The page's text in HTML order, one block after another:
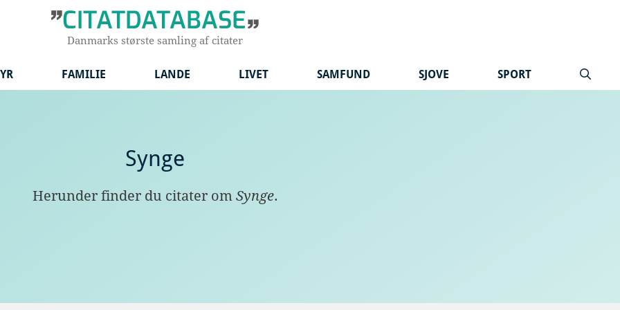
Danmarks største samling af citater
FAMILIE LANDE LIVET SAMFUND SJOVE SPORT
Synge
Herunder finder du citater om Synge.